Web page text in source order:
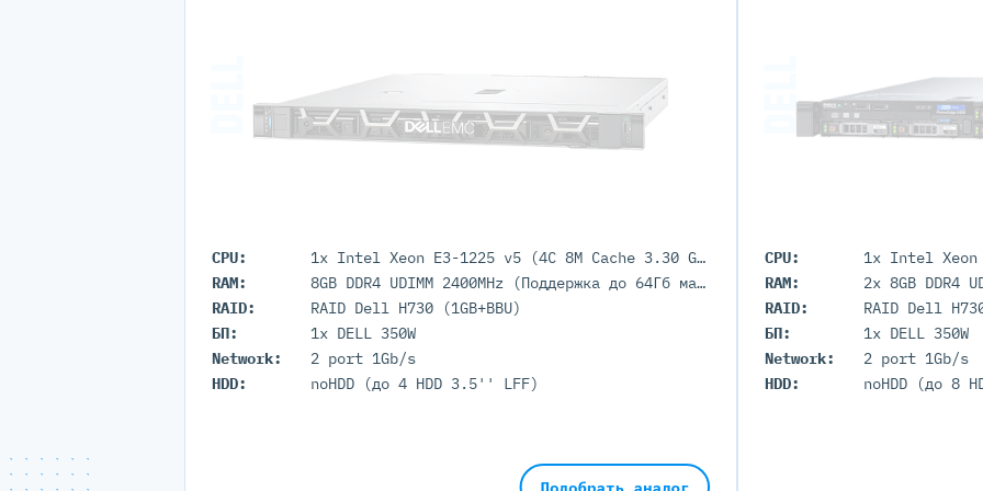
CPU:
1x Intel Xeon E3-1225 v5 (4C 8M Cache 3.30 GHz)
RAM:
8GB DDR4 UDIMM 2400MHz (Поддержка до 64Гб максимально, 4 UDIMM портов)
RAID:
RAID Dell H730 (1GB+BBU)
БП:
1x DELL 350W
Network:
2 port 1Gb/s
HDD:
noHDD (до 4 HDD 3.5'' LFF)
CPU:
RAM:
RAID:
RAID Dell
БП:
1x DELL 350W
Network:
2 port 1Gb/s
HDD:
noHDD (до 8